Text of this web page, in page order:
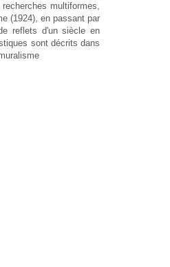
multiformes,
(1924), en passant par
reflets d'un siècle en
sont décrits dans